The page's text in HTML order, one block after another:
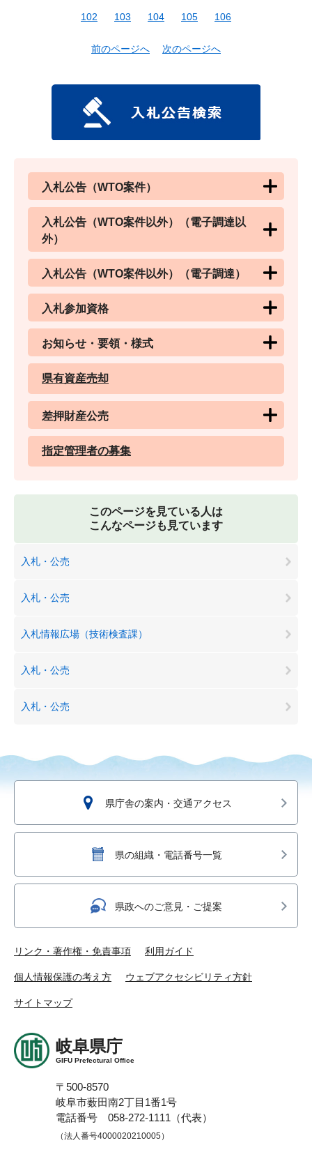
102
103 104 105 106
前のページへ 次のページへ
入札公告（WTO案件）
入札公告（WTO案件以外）（電子調達以
外）
入札公告（WTO案件以外）（電子調達）
入札参加資格
お知らせ・要領・様式
県有資産売却
差押財産公売
指定管理者の募集
このページを見ている人は
こんなページも見ています
入札・公売
入札・公売
入札情報広場（技術検査課）
入札・公売
入札・公売
県庁舎の案内・交通アクセス
県の組織・電話番号一覧
県政へのご意見・ご提案
リンク・著作権・免責事項 利用ガイド
個人情報保護の考え方 ウェブアクセシビリティ方針
サイトマップ
岐阜県庁
GIFU Prefectural Office
〒500-8570
岐阜市薮田南2丁目1番1号
電話番号 058-272-1111（代表）
（法人番号4000020210005）